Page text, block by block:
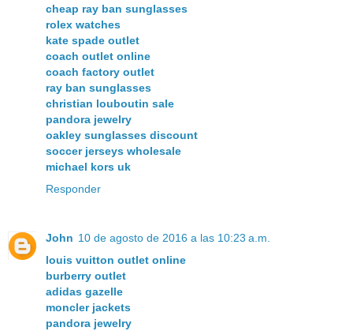
cheap ray ban sunglasses
rolex watches
kate spade outlet
coach outlet online
coach factory outlet
ray ban sunglasses
christian louboutin sale
pandora jewelry
oakley sunglasses discount
soccer jerseys wholesale
michael kors uk
Responder
John 10 de agosto de 2016 a las 10:23 a.m.
louis vuitton outlet online
burberry outlet
adidas gazelle
moncler jackets
pandora jewelry